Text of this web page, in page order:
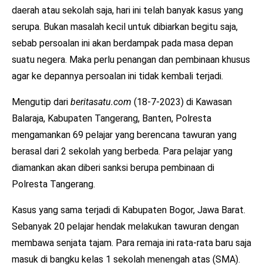
daerah atau sekolah saja, hari ini telah banyak kasus yang
serupa. Bukan masalah kecil untuk dibiarkan begitu saja,
sebab persoalan ini akan berdampak pada masa depan
suatu negera. Maka perlu penangan dan pembinaan khusus
agar ke depannya persoalan ini tidak kembali terjadi.
Mengutip dari beritasatu.com (18-7-2023) di Kawasan
Balaraja, Kabupaten Tangerang, Banten, Polresta
mengamankan 69 pelajar yang berencana tawuran yang
berasal dari 2 sekolah yang berbeda. Para pelajar yang
diamankan akan diberi sanksi berupa pembinaan di
Polresta Tangerang.
Kasus yang sama terjadi di Kabupaten Bogor, Jawa Barat.
Sebanyak 20 pelajar hendak melakukan tawuran dengan
membawa senjata tajam. Para remaja ini rata-rata baru saja
masuk di bangku kelas 1 sekolah menengah atas (SMA).